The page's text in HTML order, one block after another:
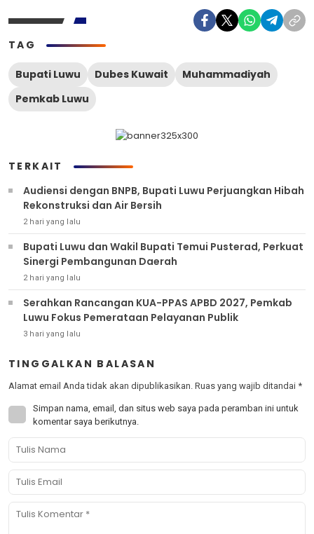
TAG
Bupati Luwu Dubes Kuwait
Muhammadiyah
Pemkab Luwu
TERKAIT
Audiensi dengan BNPB, Bupati Luwu Perjuangkan Hibah
Rekonstruksi dan Air Bersih
2 hari yang lalu
Bupati Luwu dan Wakil Bupati Temui Pusterad, Perkuat
Sinergi Pembangunan Daerah
2 hari yang lalu
Serahkan Rancangan KUA-PPAS APBD 2027, Pemkab
Luwu Fokus Pemerataan Pelayanan Publik
3 hari yang lalu
TINGGALKAN BALASAN
Alamat email Anda tidak akan dipublikasikan. Ruas yang wajib ditandai *
Simpan nama, email, dan situs web saya pada peramban ini untuk
komentar saya berikutnya.